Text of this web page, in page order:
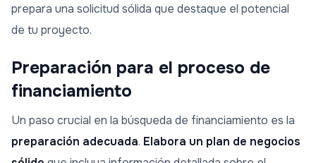
prepara una solicitud sólida que destaque el potencial
de tu proyecto.
Preparación para el proceso de
financiamiento
Un paso crucial en la búsqueda de financiamiento es la
preparación adecuada. Elabora un plan de negocios